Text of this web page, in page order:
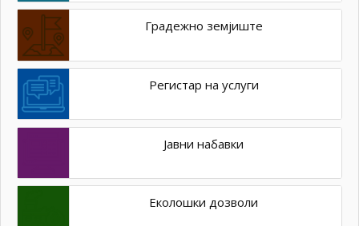
Градежно земјиште
Регистар на услуги
Јавни набавки
Еколошки дозволи